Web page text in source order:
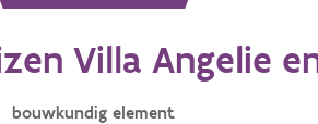
Villa Angelie
bouwkundig element